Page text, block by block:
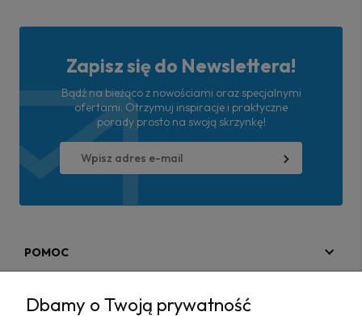
Zapisz się do Newslettera!
Bądź na bieżąco z nowościami oraz specjalnymi
ofertami. Otrzymuj inspiracje i praktyczne
porady prosto na swoją skrzynkę!
POMOC
Dbamy o Twoją prywatność